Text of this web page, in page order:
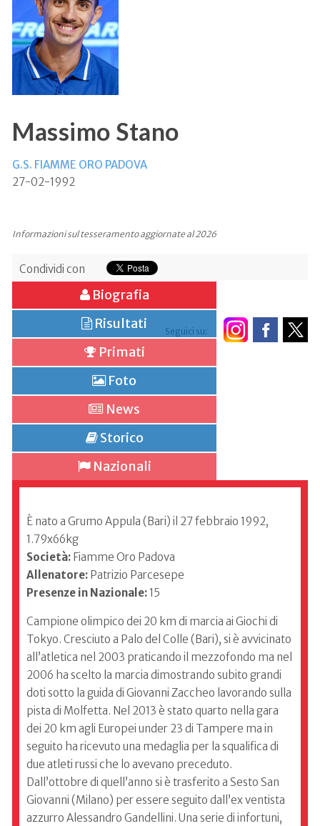
Massimo Stano
G.S. FIAMME ORO PADOVA
27-02-1992
Informazioni sul tesseramento aggiornate al 2026
Condividi con
Seguici su:
Biografia
Risultati
Primati
Foto
News
Storico
Nazionali
È nato a Grumo Appula (Bari) il 27 febbraio 1992,
1.79x66kg
Società: Fiamme Oro Padova
Allenatore: Patrizio Parcesepe
Presenze in Nazionale:15
Campione olimpico dei 20 km di marcia ai Giochi di
Tokyo. Cresciuto a Palo del Colle (Bari), si è avvicinato
all’atletica nel 2003 praticando il mezzofondo ma nel
2006 ha scelto la marcia dimostrando subito grandi
doti sotto la guida di Giovanni Zaccheo lavorando sulla
pista di Molfetta. Nel 2013 è stato quarto nella gara
dei 20 km agli Europei under 23 di Tampere ma in
seguito ha ricevuto una medaglia per la squalifica di
due atleti russi che lo avevano preceduto.
Dall’ottobre di quell’anno si è trasferito a Sesto San
Giovanni (Milano) per essere seguito dall’ex ventista
azzurro Alessandro Gandellini. Una serie di infortuni,